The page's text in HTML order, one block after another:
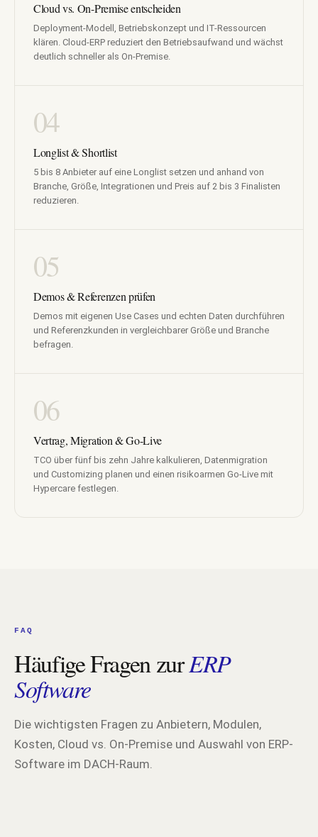
Cloud vs. On-Premise entscheiden
Deployment-Modell, Betriebskonzept und IT-Ressourcen
klären. Cloud-ERP reduziert den Betriebsaufwand und wächst
deutlich schneller als On-Premise.
04
Longlist & Shortlist
5 bis 8 Anbieter auf eine Longlist setzen und anhand von
Branche, Größe, Integrationen und Preis auf 2 bis 3 Finalisten
reduzieren.
05
Demos & Referenzen prüfen
Demos mit eigenen Use Cases und echten Daten durchführen
und Referenzkunden in vergleichbarer Größe und Branche
befragen.
06
Vertrag, Migration & Go-Live
TCO über fünf bis zehn Jahre kalkulieren, Datenmigration
und Customizing planen und einen risikoarmen Go-Live mit
Hypercare festlegen.
FAQ
Häufige Fragen zurERP
Software
Die wichtigsten Fragen zu Anbietern, Modulen,
Kosten, Cloud vs. On-Premise und Auswahl von ERP-
Software im DACH-Raum.